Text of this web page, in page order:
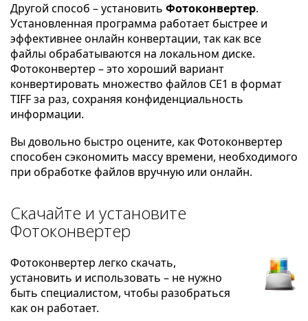
Другой способ – установить Фотоконвертер.
Установленная программа работает быстрее и
эффективнее онлайн конвертации, так как все
файлы обрабатываются на локальном диске.
Фотоконвертер – это хороший вариант
конвертировать множество файлов CE1 в формат
TIFF за раз, сохраняя конфиденциальность
информации.
Вы довольно быстро оцените, как Фотоконвертер
способен сэкономить массу времени, необходимого
при обработке файлов вручную или онлайн.
Скачайте и установите
Фотоконвертер
Фотоконвертер легко скачать,
установить и использовать – не нужно
быть специалистом, чтобы разобраться
как он работает.